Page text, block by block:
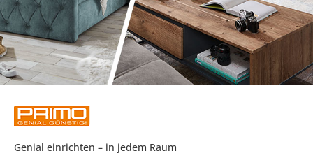
Genial einrichten – in jedem Raum